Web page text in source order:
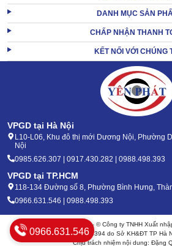
Được cấu thành từ nhựa bền, có khả
máy dò kim loại dưới đất, tần
Hệ thống điều chỉnh:
Gồm màn hình phát tín hiệu, hiển thị
kiếm được. Cùng khu vực còn có nút
tần số,... theo đúng mục đích sử dụng.
Nguồn cấp nhiên liệu:
DANH MỤC SẢN
CHẤP NHẬN THANH
KẾT NỐI VỚI CHÚNG
VPGD tại Hà Nội
L10-L06, Khu đô thị mới Dương Nội, Phường
Nội
0985.626.307 | 0917.430.282 | 0988.498.393
VPGD tại TP.HCM
118-134 Đường số 8, Phường Bình Hưng,
0966.631.546 | 0988.498.393
Bản quyền 2020 - 2026 – © Công ty TNHH Xuất
Mã số thuế: 0105904394 do Sở KH&ĐT TP Hà
Chịu trách nhiệm nội dung: Đặng
0966.631.546